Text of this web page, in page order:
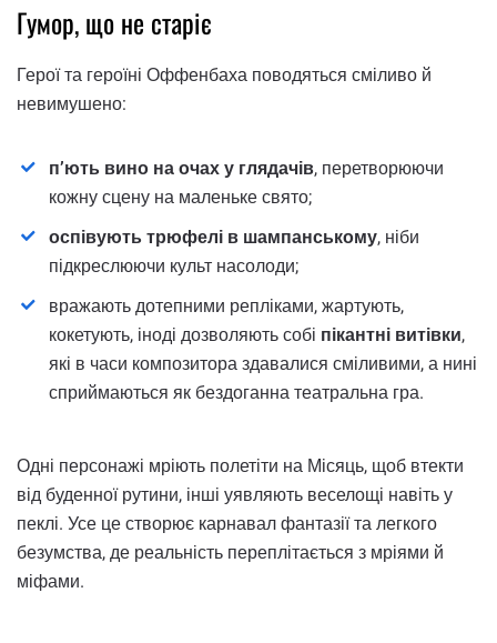
Гумор, що не старіє
Герої та героїні Оффенбаха поводяться сміливо й
невимушено:
п’ють вино на очах у глядачів, перетворюючи
кожну сцену на маленьке свято;
оспівують трюфелі в шампанському, ніби
підкреслюючи культ насолоди;
вражають дотепними репліками, жартують,
кокетують, іноді дозволяють собі пікантні витівки,
які в часи композитора здавалися сміливими, а нині
сприймаються як бездоганна театральна гра.
Одні персонажі мріють полетіти на Місяць, щоб втекти
від буденної рутини, інші уявляють веселощі навіть у
пеклі. Усе це створює карнавал фантазії та легкого
безумства, де реальність переплітається з мріями й
міфами.